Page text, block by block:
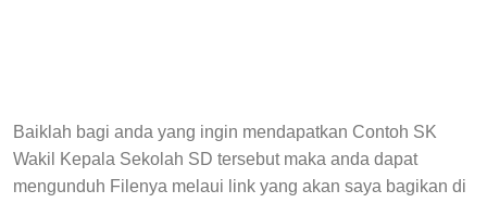
Baiklah bagi anda yang ingin mendapatkan Contoh SK
Wakil Kepala Sekolah SD tersebut maka anda dapat
mengunduh Filenya melaui link yang akan saya bagikan di